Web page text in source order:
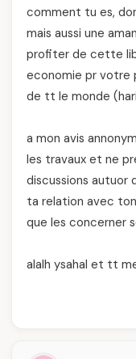
comment tu es,
mais aussi une
profiter de cette
economie pr votre
de tt le monde
a mon avis
les travaux et ne
discussions
ta relation avec
que les concerner
alalh ysahal et tt